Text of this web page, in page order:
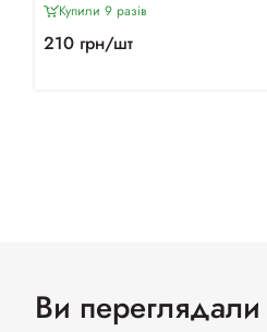
Купили 9 разiв
210 грн/шт
Ви переглядали